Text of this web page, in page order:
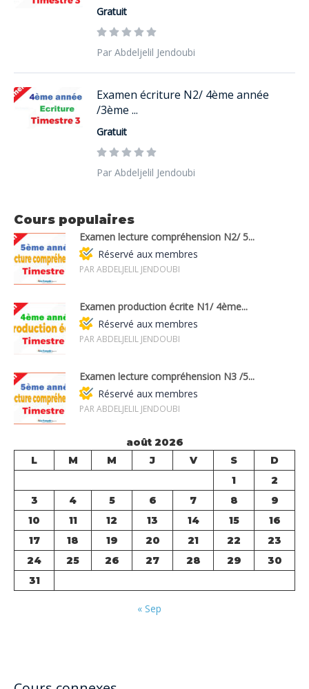
Gratuit
Par Abdeljelil Jendoubi
Examen écriture N2/ 4ème année
/3ème ...
Gratuit
Par Abdeljelil Jendoubi
Cours populaires
Examen lecture compréhension N2/ 5...
Réservé aux membres
PAR ABDELJELIL JENDOUBI
Examen production écrite N1/ 4ème...
Réservé aux membres
PAR ABDELJELIL JENDOUBI
Examen lecture compréhension N3 /5...
Réservé aux membres
PAR ABDELJELIL JENDOUBI
août 2026
L
M M J V S
D
1
2
3
4 5 6 7 8
9
10
11 12 13 14 15
16
17
18 19 20 21 22
23
24
25 26 27 28 29
30
31
« Sep